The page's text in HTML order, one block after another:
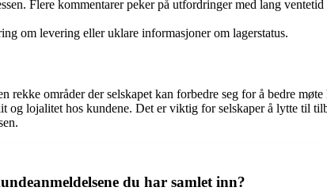
Flere kommentarer peker på utfordringer med lang
om levering eller uklare informasjoner om lagerstatus.
områder der selskapet kan forbedre seg for å bedre
lojalitet hos kundene. Det er viktig for selskaper å lytte til
du har samlet inn?